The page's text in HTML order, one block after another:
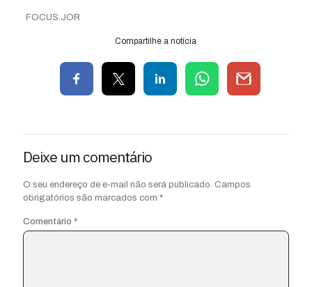
FOCUS.JOR
Compartilhe a notícia
Deixe um comentário
O seu endereço de e-mail não será publicado. Campos
obrigatórios são marcados com *
Comentário *